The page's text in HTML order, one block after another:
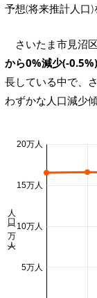
予想(将来推計人口)
さいたま市見沼
から0%減少(-0.5%)
長している中で、
わずかな人口減少
5万人
10万人
15万人
20万人
人口 (万人)